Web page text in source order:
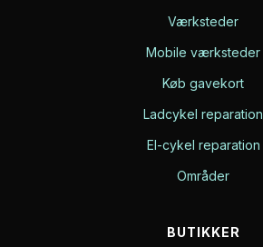
Værksteder
Mobile værksteder
Køb gavekort
Ladcykel reparation
El-cykel reparation
Områder
BUTIKKER